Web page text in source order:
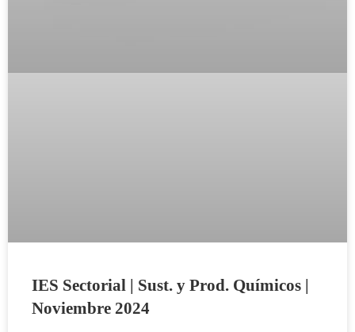
IES Sectorial | Sust. y Prod. Químicos |
Noviembre 2024